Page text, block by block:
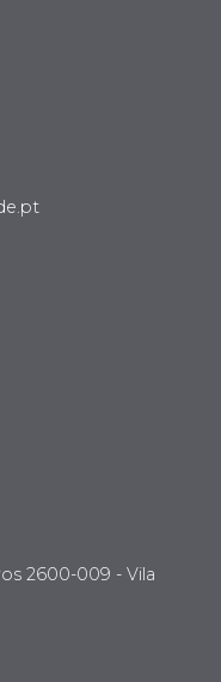
2600-009 - Vila